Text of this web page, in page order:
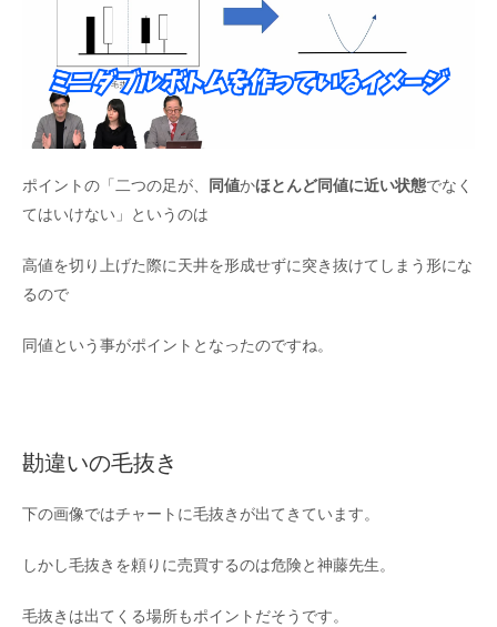
ポイントの「二つの足が、 同値かほとんど同値に近い状態でなく
てはいけない」というのは
高値を切り上げた際に天井を形成せずに突き抜けてしまう形にな
るので
同値という事がポイントとなったのですね。
勘違いの毛抜き
下の画像ではチャートに毛抜きが出てきています。
しかし毛抜きを頼りに売買するのは危険と神藤先生。
毛抜きは出てくる場所もポイントだそうです。